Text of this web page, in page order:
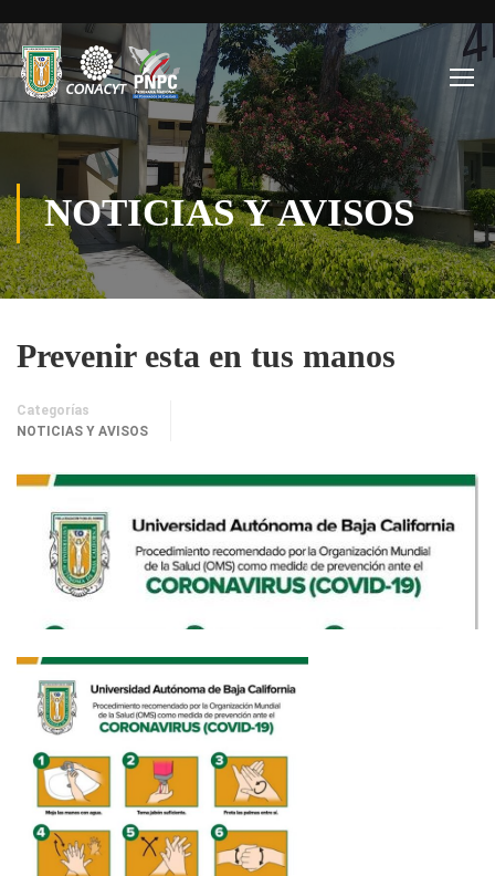
NOTICIAS Y AVISOS
Prevenir esta en tus manos
Categorías
NOTICIAS Y AVISOS